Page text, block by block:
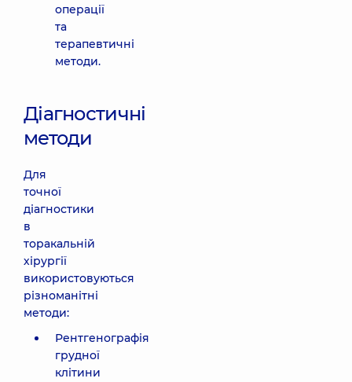
операції
та
терапевтичні
методи.
Діагностичні
методи
Для
точної
діагностики
в
торакальній
хірургії
використовуються
різноманітні
методи:
Рентгенографія
грудної
клітини